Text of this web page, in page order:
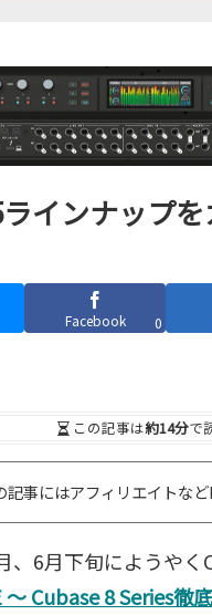
インナップ
Facebook 0
この記事は約14分で
記事にはアフィリエイトな
、6月下旬にようや
～ Cubase 8 Series徹